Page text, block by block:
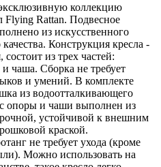
коллекцию
Flying Rattan. Подвесное
из искусственного
Конструкция кресла -
состоит из трех частей:
чаша. Сборка не требует
и умений. В комплекте
из водоотталкивающего
опоры и чаши выполнен из
устойчивой к внешним
краской.
не требует ухода (кроме
Можно использовать на